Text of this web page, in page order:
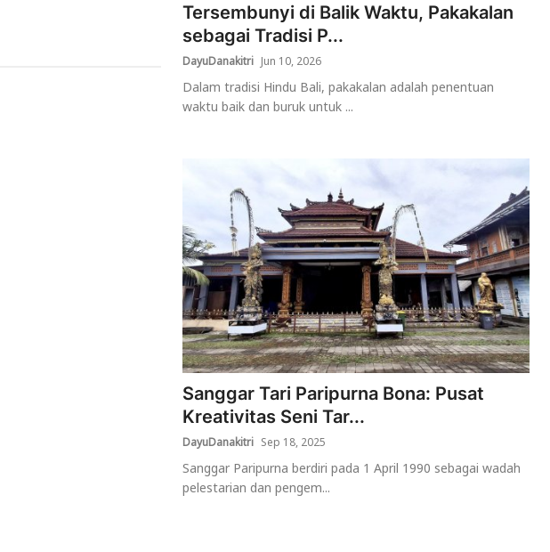
Tersembunyi di Balik Waktu, Pakakalan
sebagai Tradisi P...
DayuDanakitri Jun 10, 2026
Dalam tradisi Hindu Bali, pakakalan adalah penentuan
waktu baik dan buruk untuk ...
Sanggar Tari Paripurna Bona: Pusat
Kreativitas Seni Tar...
DayuDanakitri Sep 18, 2025
Sanggar Paripurna berdiri pada 1 April 1990 sebagai wadah
pelestarian dan pengem...